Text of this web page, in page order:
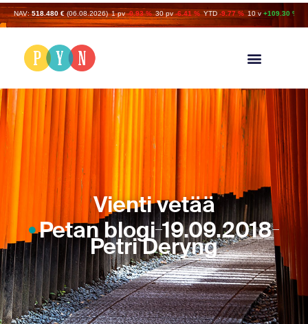
NAV: 518.480 € (06.08.2026) 1 pv -0.93 % 30 pv -6.41 % YTD -9.77 % 10 v +109.30 %
Vienti vetää
Petan blogi 19.09.2018
Petri Deryng